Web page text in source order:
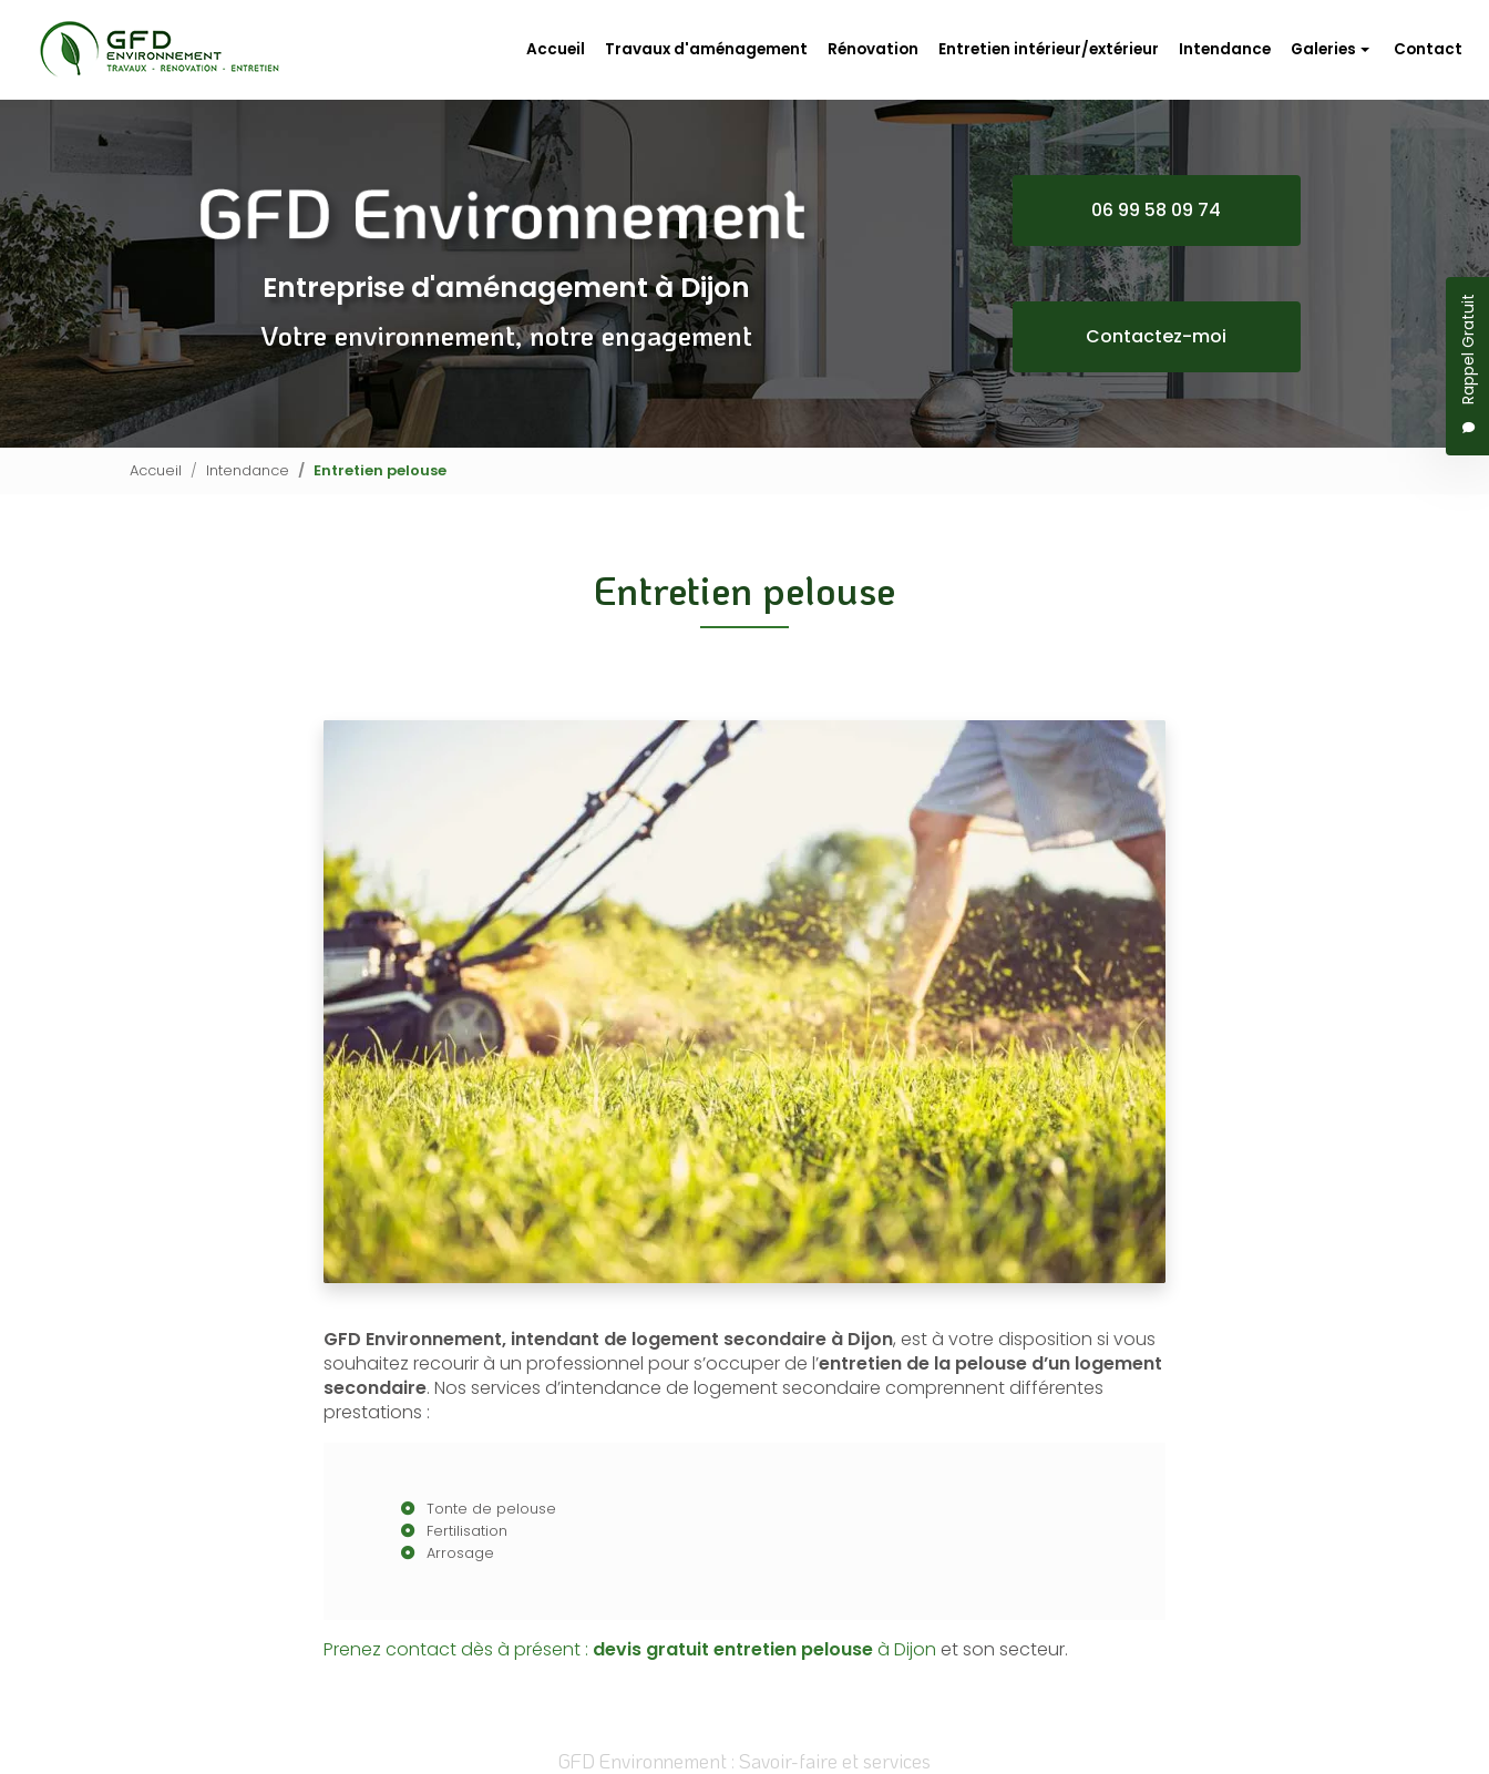
contenu
principal
Rappel Gratuit
Accueil Travaux d'aménagement Rénovation Entretien intérieur/extérieur Intendance Galeries
Entretien intérieur/extérieur
Intendance
Contact
Entreprise d'aménagementà Dijon
Votre environnement, notre engagement
06 99 58 09 74
Contactez-moi
Accueil Intendance Entretien pelouse
Entretien pelouse
GFD Environnement, intendant de logement secondaire à Dijon, est à votre disposition si vous
souhaitez recourir à un professionnel pour s’occuper de l’entretien de la pelouse d’un logement
secondaire. Nos services d’intendance de logement secondaire comprennent différentes
prestations :
Tonte de pelouse
Fertilisation
Arrosage
Prenez contact dès à présent : devis gratuit entretien pelouseà Dijon et son secteur.
GFD Environnement : Savoir-faire et services